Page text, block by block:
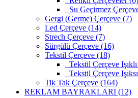
Su Geçirmez
Gergi (Germe) Çerçeve (7)
Led Çerçeve (14)
Strech Çerçeve (7)
Sürgülü Çerçeve (16)
Tekstil Çerçeve (18)
Tekstil Çerçeve
Tekstil Çerçeve
Tik Tak Çerçeve (164)
REKLAM BAYRAKLARI (12)